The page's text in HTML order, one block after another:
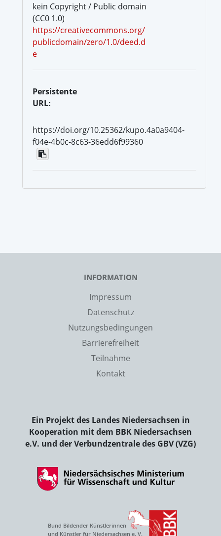
kein Copyright / Public domain
(CC0 1.0)
https://creativecommons.org/
publicdomain/zero/1.0/deed.d
e
Persistente
URL:
https://doi.org/10.25362/kupo.4a0a9404-
f04e-4b0c-8c63-36edd6f99360
INFORMATION
Impressum
Datenschutz
Nutzungsbedingungen
Barrierefreiheit
Teilnahme
Kontakt
Ein Projekt des Landes Niedersachsen in
Kooperation mit dem BBK Niedersachsen
e.V. und der Verbundzentrale des GBV (VZG)
Bund Bildender Künstlerinnen
und Künstler für Niedersachsen e. V.